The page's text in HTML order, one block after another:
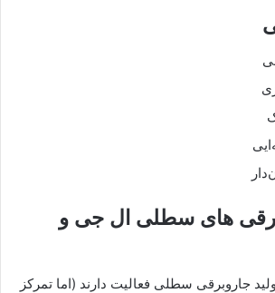
های سطلی ال جی و
جاروبرقی سطلی فعالیت دارند (اما تمرکز